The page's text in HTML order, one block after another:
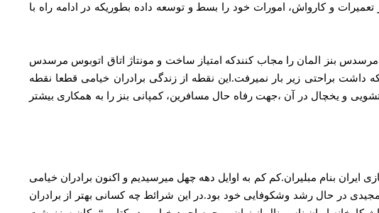
و کارواش، امورات خود را بسط و توسعه داده بطوریکه در ادامه راه با
بنز المان را مجاب کنندکه امتیاز ساخت و مونتاژ اتاق اتوبوس مرسدس
داشت براحتی زیر بار نمیرفت.این نقطه از زندگی برادران خیامی قطعا نقطه
و یخچال در آن ،جهت رفاه حال مسافرین، کمپانی بنز را به همکاری بیشتر
ایران بنام مبلیران.کم کم به اوایل دهه چهل میرسیدیم و اکنون برادران خیامی
در حال رشد وشکوفایی خود بود.در این شرائط چه کسانی بهتر از برادران